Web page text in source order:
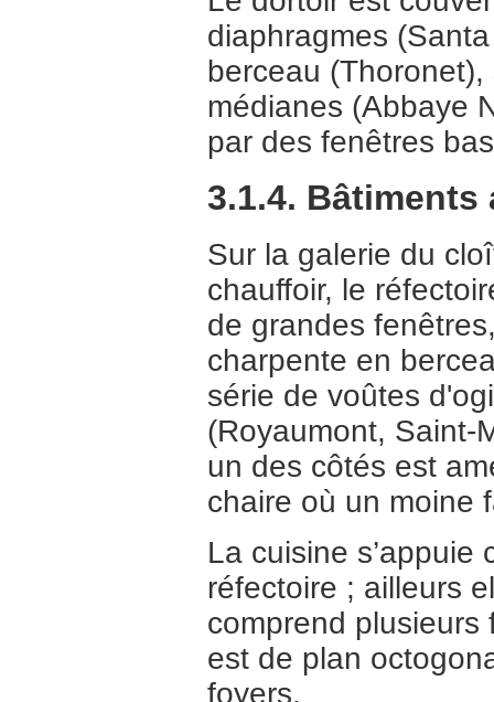
diaphragmes
berceau
médianes (Abbaye
par des fenêtres
3.1.4. Bâtiments
Sur la galerie du
chauffoir, le
de grandes
charpente en
série de voûtes
(Royaumont, Saint-
un des côtés est
chaire où un moine
La cuisine
réfectoire ; ailleurs
comprend plusieurs
est de plan
foyers.